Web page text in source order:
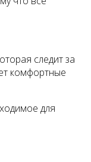
следит за
комфортные
для